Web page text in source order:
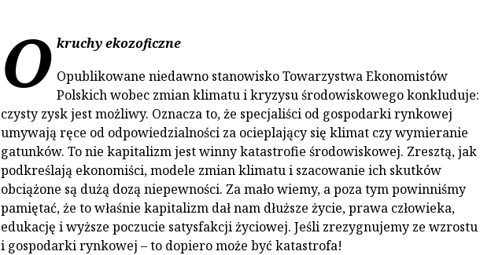
O kruchy ekozoficzne
Opublikowane niedawno stanowisko Towarzystwa Ekonomistów
Polskich wobec zmian klimatu i kryzysu środowiskowego konkluduje:
czysty zysk jest możliwy. Oznacza to, że specjaliści od gospodarki rynkowej
umywają ręce od odpowiedzialności za ocieplający się klimat czy wymieranie
gatunków. To nie kapitalizm jest winny katastrofie środowiskowej. Zresztą, jak
podkreślają ekonomiści, modele zmian klimatu i szacowanie ich skutków
obciążone są dużą dozą niepewności. Za mało wiemy, a poza tym powinniśmy
pamiętać, że to właśnie kapitalizm dał nam dłuższe życie, prawa człowieka,
edukację i wyższe poczucie satysfakcji życiowej. Jeśli zrezygnujemy ze wzrostu
i gospodarki rynkowej – to dopiero może być katastrofa!